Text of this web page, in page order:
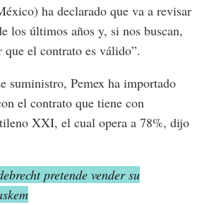
ha declarado que va a revisar
los últimos años y, si nos buscan,
que el contrato es válido”.
suministro, Pemex ha importado
el contrato que tiene con
XXI, el cual opera a 78%, dijo
pretende vender su